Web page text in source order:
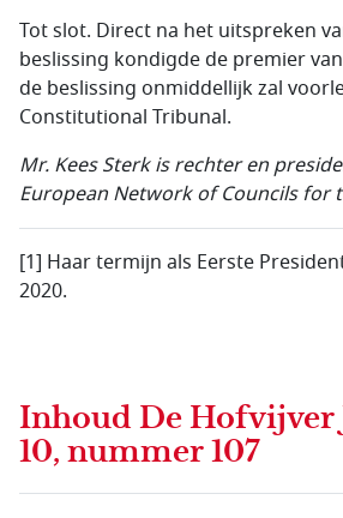
Tot slot. Direct na het uitspreken
beslissing kondigde de premier
de beslissing onmiddellijk zal
Constitutional Tribunal.
Mr. Kees Sterk is rechter en
European Network of Councils for
[1] Haar termijn als Eerste
2020.
Inhoud De Hofvijver
10, nummer 107